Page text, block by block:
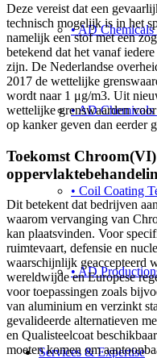
• AD Chemicals
• AD Chemicals
• Coil Coating
• AD
Services & Expertise
Deze vereist dat een
technisch mogelijk is in het
namelijk een stof met een
betekend dat het vanaf
zijn. De Nederlandse
2017 de wettelijke
wordt naar 1 μg/m3. Uit
wettelijke grenswaarden
op kanker geven dan eerder
Toekomst
Dit betekent dat bedrijven
waarom vervanging van
kan plaatsvinden. Voor
ruimtevaart, defensie en
waarschijnlijk geaccepteerd
wereldwijde en Europese
voor toepassingen zoals
van aluminium en verzinkt
gevalideerde alternatieven
en Qualisteelcoat
moeten komen om